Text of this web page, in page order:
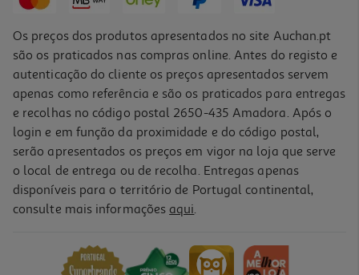
Porta Chaves Auchan Com Pendente Vintage Palette
Os preços dos produtos apresentados no site Auchan.pt
são os praticados nas compras online. Antes do registo e
autenticação do cliente os preços apresentados servem
apenas como referência e são os praticados para entregas
e recolhas no código postal 2650-435 Amadora. Após o
login e em função da proximidade e do código postal,
serão apresentados os preços em vigor na loja que serve
o local de entrega ou de recolha. Entregas apenas
disponíveis para o território de Portugal continental,
consulte mais informações aqui.